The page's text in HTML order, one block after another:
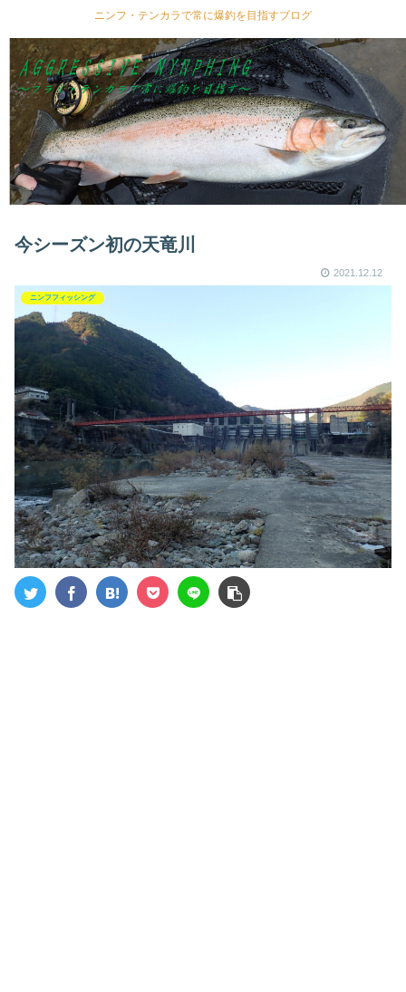
ニンフ・テンカラで常に爆釣を目指すブログ
今シーズン初の天竜川
2021.12.12
ニンフフィッシング